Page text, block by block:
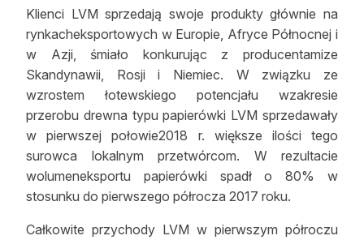
Klienci LVM sprzedają swoje produkty głównie na
rynkacheksportowych w Europie, Afryce Północnej i
w Azji, śmiało konkurując z producentamize
Skandynawii, Rosji i Niemiec. W związku ze
wzrostem łotewskiego potencjału wzakresie
przerobu drewna typu papierówki LVM sprzedawały
w pierwszej połowie2018 r. większe ilości tego
surowca lokalnym przetwórcom. W rezultacie
wolumeneksportu papierówki spadł o 80% w
stosunku do pierwszego półrocza 2017 roku.
Całkowite przychody LVM w pierwszym półroczu